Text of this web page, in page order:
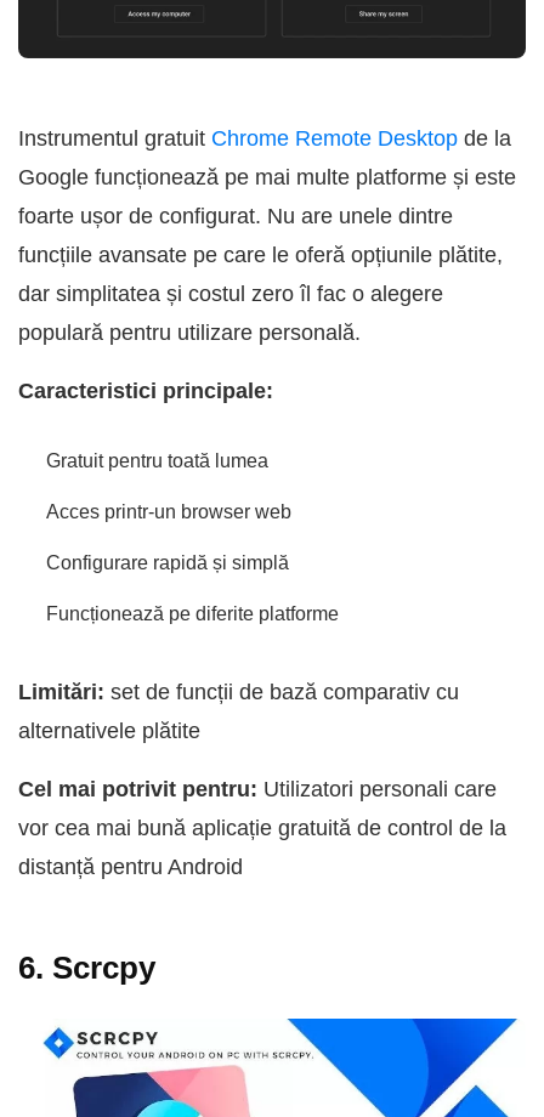
Instrumentul gratuit Chrome Remote Desktop de la
Google funcționează pe mai multe platforme și este
foarte ușor de configurat. Nu are unele dintre
funcțiile avansate pe care le oferă opțiunile plătite,
dar simplitatea și costul zero îl fac o alegere
populară pentru utilizare personală.
Caracteristici principale:
Gratuit pentru toată lumea
Acces printr-un browser web
Configurare rapidă și simplă
Funcționează pe diferite platforme
Limitări: set de funcții de bază comparativ cu
alternativele plătite
Cel mai potrivit pentru: Utilizatori personali care
vor cea mai bună aplicație gratuită de control de la
distanță pentru Android
6. Scrcpy